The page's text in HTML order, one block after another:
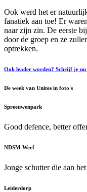
Ook werd het er
fanatiek aan toe! Er
naar zijn zin. De eerste
door de groep en ze
optrekken.
Ook leader worden? Schrijf je nu
De week van Unites in foto's
Spreeuwenpark
Good defence, better
NDSM-Werf
Jonge schutter die aan
Leiderdorp